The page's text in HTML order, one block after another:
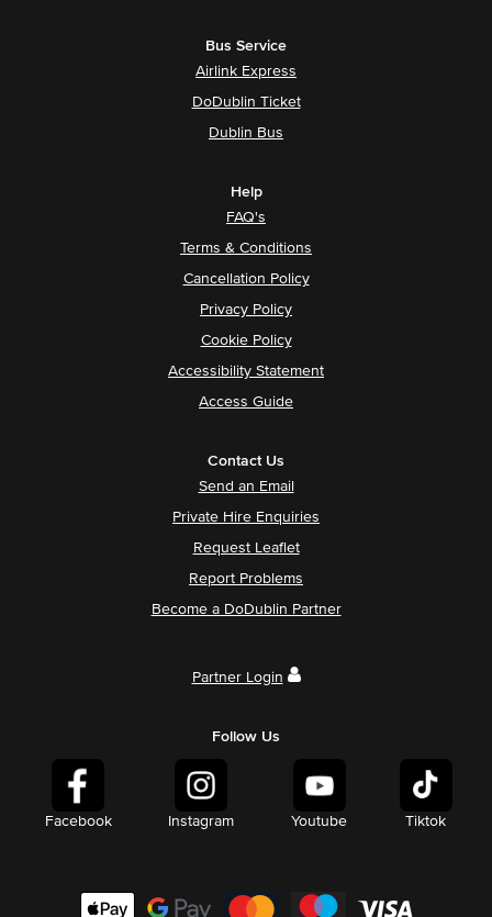
Bus Service
Airlink Express
DoDublin Ticket
Dublin Bus
Help
FAQ's
Terms & Conditions
Cancellation Policy
Privacy Policy
Cookie Policy
Accessibility Statement
Access Guide
Contact Us
Send an Email
Private Hire Enquiries
Request Leaflet
Report Problems
Become a DoDublin Partner
Partner Login
Follow Us
Facebook Instagram Youtube Tiktok